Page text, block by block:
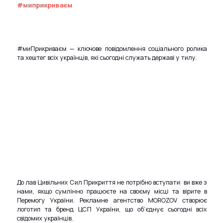
#миприкриваєм
#миПрикриваєм — ключове повідомлення соціального ролика
та хештег всіх українців, які сьогодні служать державі у тилу.
До лав Цивільних Сил Прикриття не потрібно вступати: ви вже з
нами, якщо сумлінно працюєте на своєму місці та вірите в
Перемогу України. Рекламне агентство MOROZOV створює
логотип та бренд ЦСП України, що об’єднує сьогодні всіх
свідомих українців.